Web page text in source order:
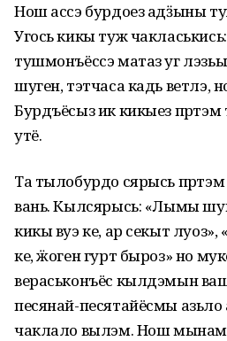
Нош ассэ бурдоез адӟыны
Угось кикы туж
тушмонъёссэ матаз уг
шуген, тэтчаса кадь ветлэ,
Бурдъёсыз ик кикыез
утё.
Та тылобурдо сярысь
вань. Кылсярысь: «Лымы
кикы вуэ ке, ар секыт
ке, ӝоген гурт быроз» но
вераськонъёс кылдэмын
песянай-песятайёсмы
чаклало вылэм. Нош